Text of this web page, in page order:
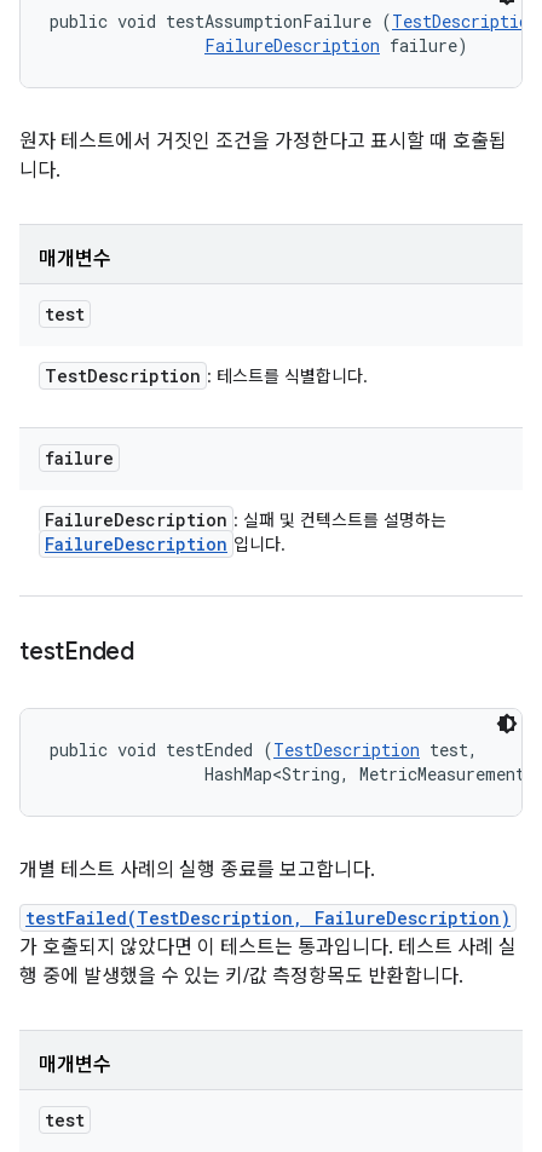
public void testAssumptionFailure (TestDescription
FailureDescription failure)
원자 테스트에서 거짓인 조건을 가정한다고 표시할 때 호출됩
니다.
매개변수
test
TestDescription : 테스트를 식별합니다.
failure
FailureDescription : 실패 및 컨텍스트를 설명하는
FailureDescription 입니다.
testEnded
public void testEnded (TestDescription test,
HashMap<String,
개별 테스트 사례의 실행 종료를 보고합니다.
testFailed(TestDescription, FailureDescription)
가 호출되지 않았다면 이 테스트는 통과입니다. 테스트 사례 실
행 중에 발생했을 수 있는 키/값 측정항목도 반환합니다.
매개변수
test